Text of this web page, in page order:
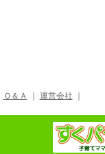
Ｑ＆Ａ 運営会社